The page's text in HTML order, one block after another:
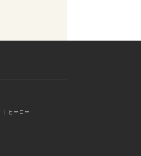
ヒーロー